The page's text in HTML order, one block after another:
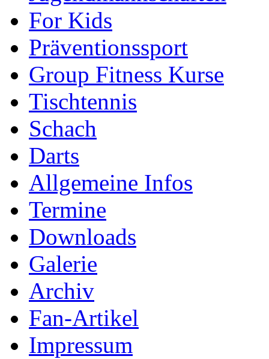
For Kids
Präventionssport
Group Fitness Kurse
Tischtennis
Schach
Darts
Allgemeine Infos
Termine
Downloads
Galerie
Archiv
Fan-Artikel
Impressum